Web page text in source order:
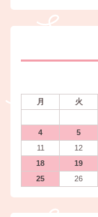
月 火
4
5
11
12
18
19
25
26